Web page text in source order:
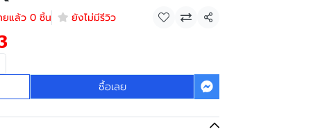
ยแล้ว 0 ชิ้น ยังไม่มีรีวิว แชร์
ซื้อเลย